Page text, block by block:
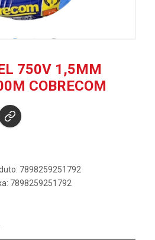
750V 1,5MM
COBRECOM
7898259251792
7898259251792